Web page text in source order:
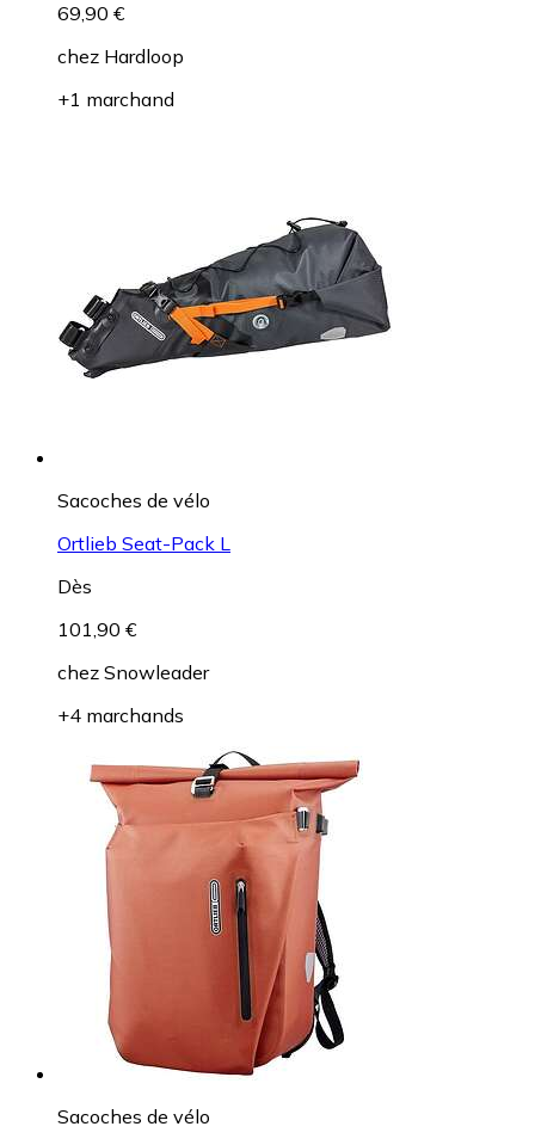
69,90 €
chez Hardloop
+1 marchand
Sacoches de vélo
Ortlieb Seat-Pack L
Dès
101,90 €
chez Snowleader
+4 marchands
Sacoches de vélo